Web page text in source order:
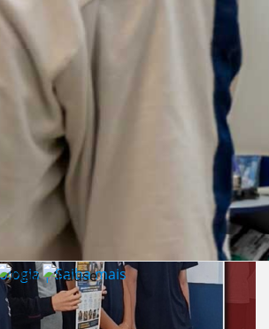
| Saiba mais